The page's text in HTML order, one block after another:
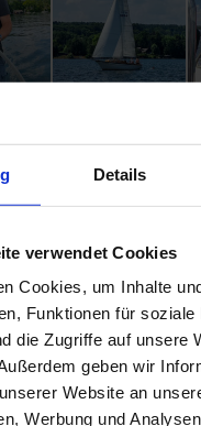
Details
verwendet Cookies
Cookies, um Inhalte
Funktionen für soziale
die Zugriffe auf unsere
geben wir
Website an
Werbung und
klang auf der
Starnberger See
wir uns als
Fahrt und immer
dem Kiel!
schlägt für neue